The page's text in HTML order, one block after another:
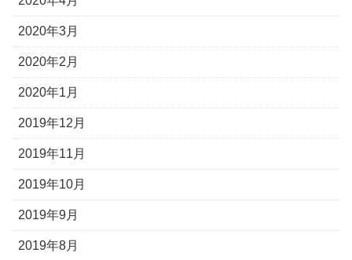
2020年3月
2020年2月
2020年1月
2019年12月
2019年11月
2019年10月
2019年9月
2019年8月